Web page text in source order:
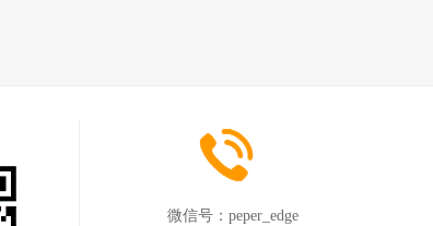
微信号： peper_edge